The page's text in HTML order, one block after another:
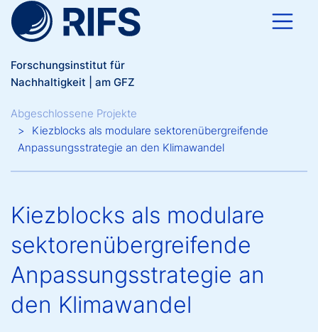
Direkt zum Inhalt
Forschungsinstitut für
Nachhaltigkeit | am GFZ
Breadcrumb
Abgeschlossene Projekte
Kiezblocks als modulare sektorenübergreifende
Anpassungsstrategie an den Klimawandel
Kiezblocks als modulare
sektorenübergreifende
Anpassungsstrategie an
den Klimawandel